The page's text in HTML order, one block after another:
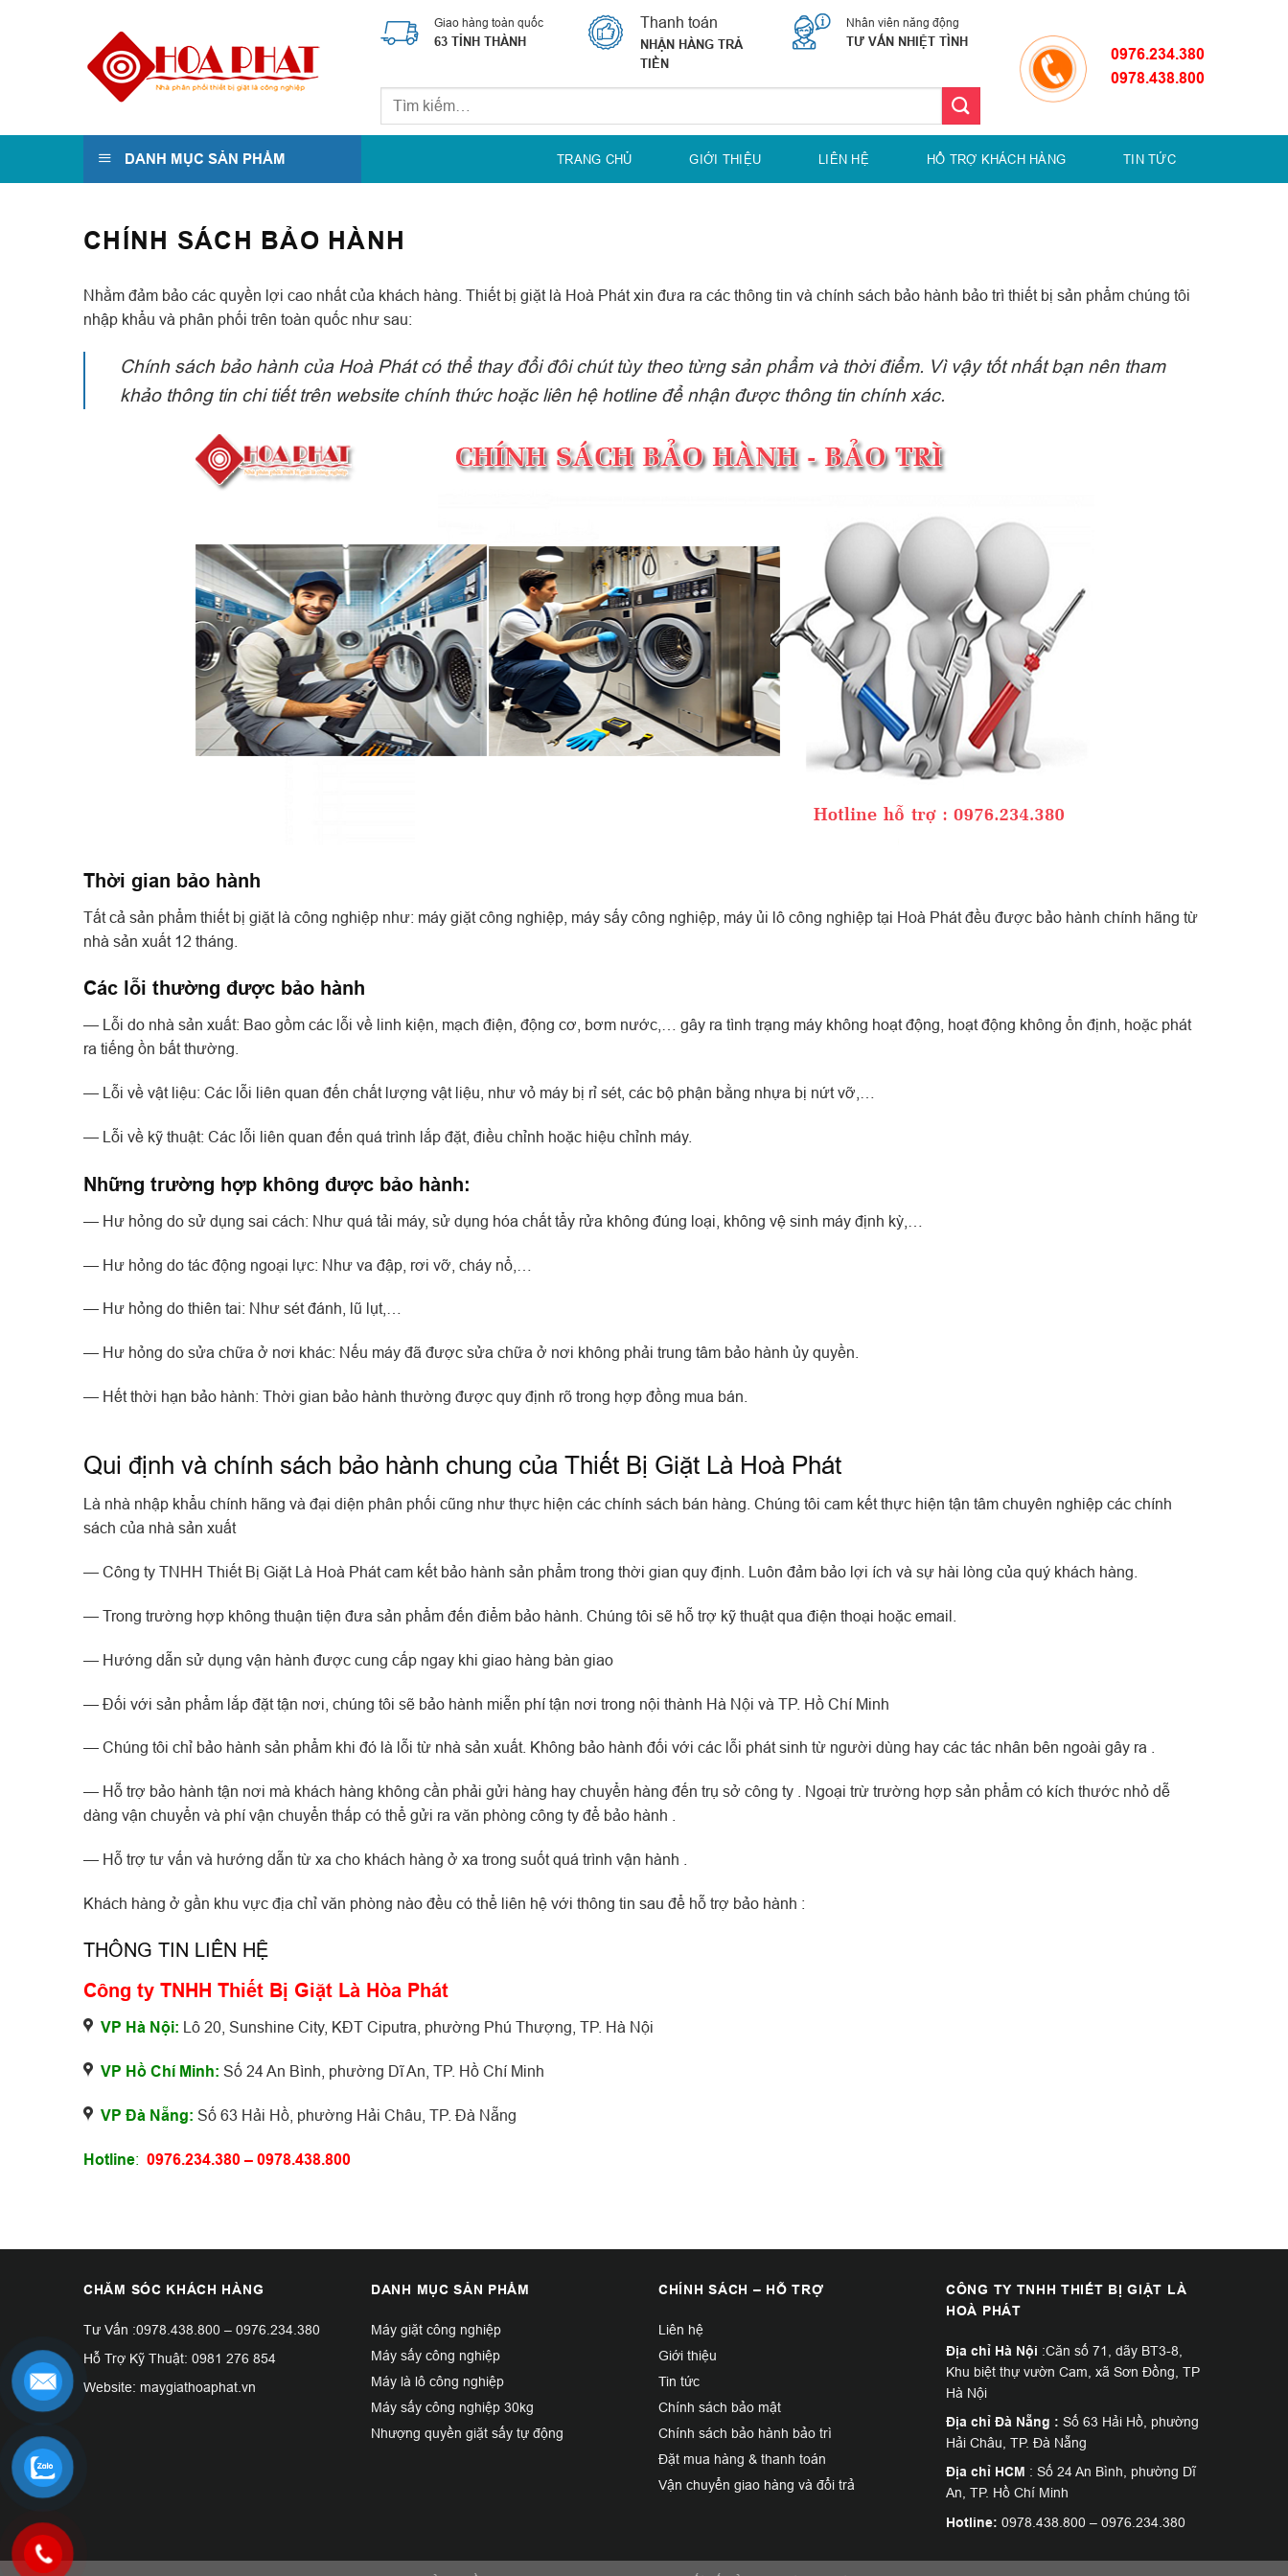
Giao hàng toàn quốc
63 TỈNH THÀNH
Thanh toán
NHẬN HÀNG TRẢ
TIỀN
Nhân viên năng động
TƯ VẤN NHIỆT TÌNH
Tìm
0976.234.380
0978.438.800
DANH MỤC SẢN PHẨM TRANG CHỦ GIỚI THIỆU LIÊN HỆ HỔ TRỢ KHÁCH HÀNG TIN TỨC
CHÍNH SÁCH BẢO HÀNH
Nhằm đảm bảo các quyền lợi cao nhất của khách hàng. Thiết bị giặt là Hoà Phát xin đưa ra các thông tin và chính sách bảo hành bảo trì thiết bị sản phẩm chúng tôi
nhập khẩu và phân phối trên toàn quốc như sau:
Chính sách bảo hành của Hoà Phát có thể thay đổi đôi chút tùy theo từng sản phẩm và thời điểm. Vì vậy tốt nhất bạn nên tham
khảo thông tin chi tiết trên website chính thức hoặc liên hệ hotline để nhận được thông tin chính xác.
Thời gian bảo hành
Tất cả sản phẩm thiết bị giặt là công nghiệp như: máy giặt công nghiệp, máy sấy công nghiệp, máy ủi lô công nghiệp tại Hoà Phát đều được bảo hành chính hãng từ
nhà sản xuất 12 tháng.
Các lỗi thường được bảo hành
— Lỗi do nhà sản xuất: Bao gồm các lỗi về linh kiện, mạch điện, động cơ, bơm nước,… gây ra tình trạng máy không hoạt động, hoạt động không ổn định, hoặc phát
ra tiếng ồn bất thường.
— Lỗi về vật liệu: Các lỗi liên quan đến chất lượng vật liệu, như vỏ máy bị rỉ sét, các bộ phận bằng nhựa bị nứt vỡ,…
— Lỗi về kỹ thuật: Các lỗi liên quan đến quá trình lắp đặt, điều chỉnh hoặc hiệu chỉnh máy.
Những trường hợp không được bảo hành:
— Hư hỏng do sử dụng sai cách: Như quá tải máy, sử dụng hóa chất tẩy rửa không đúng loại, không vệ sinh máy định kỳ,…
— Hư hỏng do tác động ngoại lực: Như va đập, rơi vỡ, cháy nổ,…
— Hư hỏng do thiên tai: Như sét đánh, lũ lụt,…
— Hư hỏng do sửa chữa ở nơi khác: Nếu máy đã được sửa chữa ở nơi không phải trung tâm bảo hành ủy quyền.
— Hết thời hạn bảo hành: Thời gian bảo hành thường được quy định rõ trong hợp đồng mua bán.
Qui định và chính sách bảo hành chung của Thiết Bị Giặt Là Hoà Phát
Là nhà nhập khẩu chính hãng và đại diện phân phối cũng như thực hiện các chính sách bán hàng. Chúng tôi cam kết thực hiện tận tâm chuyên nghiệp các chính
sách của nhà sản xuất
— Công ty TNHH Thiết Bị Giặt Là Hoà Phát cam kết bảo hành sản phẩm trong thời gian quy định. Luôn đảm bảo lợi ích và sự hài lòng của quý khách hàng.
— Trong trường hợp không thuận tiện đưa sản phẩm đến điểm bảo hành. Chúng tôi sẽ hỗ trợ kỹ thuật qua điện thoại hoặc email.
— Hướng dẫn sử dụng vận hành được cung cấp ngay khi giao hàng bàn giao
— Đối với sản phẩm lắp đặt tận nơi, chúng tôi sẽ bảo hành miễn phí tận nơi trong nội thành Hà Nội và TP. Hồ Chí Minh
— Chúng tôi chỉ bảo hành sản phẩm khi đó là lỗi từ nhà sản xuất. Không bảo hành đối với các lỗi phát sinh từ người dùng hay các tác nhân bên ngoài gây ra .
— Hỗ trợ bảo hành tận nơi mà khách hàng không cần phải gửi hàng hay chuyển hàng đến trụ sở công ty . Ngoại trừ trường hợp sản phẩm có kích thước nhỏ dễ
dàng vận chuyển và phí vận chuyển thấp có thể gửi ra văn phòng công ty để bảo hành .
— Hỗ trợ tư vấn và hướng dẫn từ xa cho khách hàng ở xa trong suốt quá trình vận hành .
Khách hàng ở gần khu vực địa chỉ văn phòng nào đều có thể liên hệ với thông tin sau để hỗ trợ bảo hành :
THÔNG TIN LIÊN HỆ
Công ty TNHH Thiết Bị Giặt Là Hòa Phát
VP Hà Nội: Lô 20, Sunshine City, KĐT Ciputra, phường Phú Thượng, TP. Hà Nội
VP Hồ Chí Minh: Số 24 An Bình, phường Dĩ An, TP. Hồ Chí Minh
VP Đà Nẵng: Số 63 Hải Hồ, phường Hải Châu, TP. Đà Nẵng
Hotline: 0976.234.380 – 0978.438.800
CHĂM SÓC KHÁCH HÀNG
Tư Vấn :0978.438.800 – 0976.234.380
Hỗ Trợ Kỹ Thuật: 0981 276 854
Website: maygiathoaphat.vn
DANH MỤC SẢN PHẨM
Máy giặt công nghiệp
Máy sấy công nghiệp
Máy là lô công nghiệp
Máy sấy công nghiệp 30kg
Nhượng quyền giặt sấy tự động
CHÍNH SÁCH – HỖ TRỢ
Liên hệ
Giới thiệu
Tin tức
Chính sách bảo mật
Chính sách bảo hành bảo trì
Đặt mua hàng & thanh toán
Vận chuyển giao hàng và đổi trả
CÔNG TY TNHH THIẾT BỊ GIẶT LÀ
HOÀ PHÁT
Địa chỉ Hà Nội :Căn số 71, dãy BT3-8,
Khu biệt thự vườn Cam, xã Sơn Đồng, TP
Hà Nội
Địa chỉ Đà Nẵng : Số 63 Hải Hồ, phường
Hải Châu, TP. Đà Nẵng
Địa chỉ HCM : Số 24 An Bình, phường Dĩ
An, TP. Hồ Chí Minh
Hotline: 0978.438.800 – 0976.234.380